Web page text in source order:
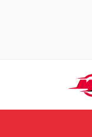
contenuto